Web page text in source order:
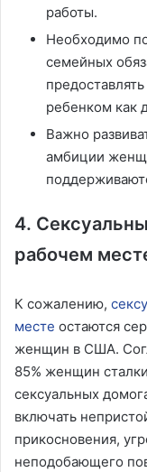
работы.
Необходимо
семейных
ребенком как
Важно
амбиции
4.
рабочем
К сожалению,
месте остаются
женщин в США.
85% женщин
сексуальных
включать
прикосновения,
неподобающего